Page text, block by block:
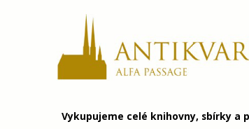
Vykupujeme celé knihovny, sbírky a